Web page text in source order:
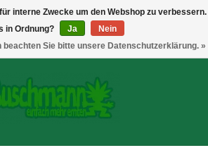
interne Zwecke um den Webshop zu verbessern.
in Ordnung?
Ja
Nein
beachten Sie bitte unsere Datenschutzerklärung. »